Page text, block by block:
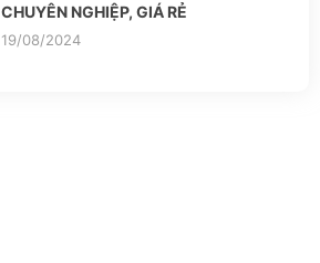
CHUYÊN NGHIỆP, GIÁ RẺ
19/08/2024